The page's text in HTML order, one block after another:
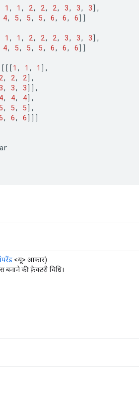
1 , 1 , 2, 2, 2, 3, 3, 3] ,
4, 5, 5, 5, 6, 6, 6]]
1 , 1 , 2, 2, 2, 3, 3, 3] ,
4, 5, 5, 5, 6, 6, 6]]
[[[1 , 1 , 1 ] ,
2, 2, 2] ,
, 3, 3]] ,
4, 4, 4] ,
5, 5, 5] ,
, 6, 6]]]
<यू> आकार)
की फ़ैक्टरी विधि।